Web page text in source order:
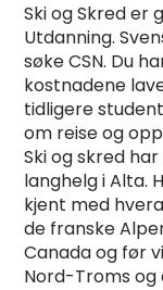
Ski og Skred er
Utdanning.
søke CSN. Du
kostnadene
tidligere
om reise og
Ski og skred
langhelg i Alta.
kjent med
de franske
Canada og før
Nord-Troms